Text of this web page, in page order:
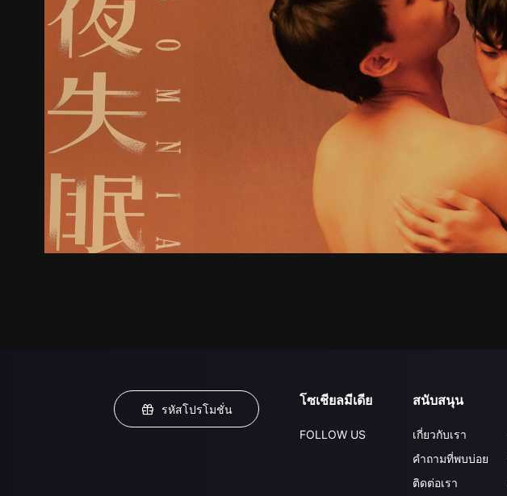
ตัวอย่าง รายละเอียด
รหัสโปรโมชั่น
โซเชียลมีเดีย
FOLLOW US
สนับสนุน
เกี่ยวกับเรา
คำถามที่พบบ่อย
ติดต่อเรา